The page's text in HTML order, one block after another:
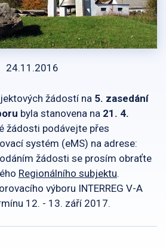
24.11.2016
žádostí na 5. zasedání
byla stanovena na 21. 4.
žádosti podávejte přes
systém (eMS) na adrese:
žádosti se prosím obraťte
Regionálního subjektu.
výboru INTERREG V-A
12. - 13. září 2017.